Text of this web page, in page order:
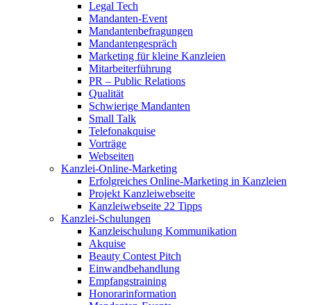
Legal Tech
Mandanten-Event
Mandantenbefragungen
Mandantengespräch
Marketing für kleine Kanzleien
Mitarbeiterführung
PR – Public Relations
Qualität
Schwierige Mandanten
Small Talk
Telefonakquise
Vorträge
Webseiten
Kanzlei-Online-Marketing
Erfolgreiches Online-Marketing in Kanzleien
Projekt Kanzleiwebseite
Kanzleiwebseite 22 Tipps
Kanzlei-Schulungen
Kanzleischulung Kommunikation
Akquise
Beauty Contest Pitch
Einwandbehandlung
Empfangstraining
Honorarinformation